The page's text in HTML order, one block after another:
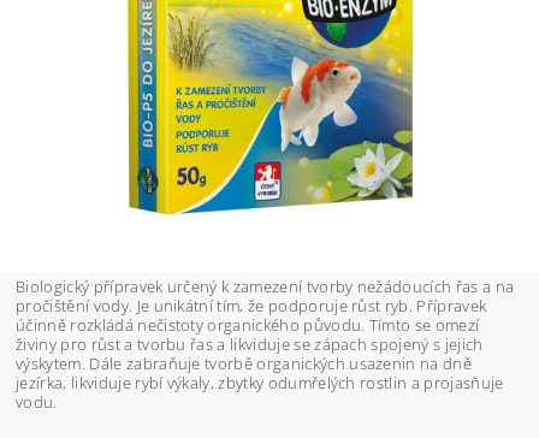
Biologický přípravek určený k zamezení tvorby nežádoucích řas a na
pročištění vody. Je unikátní tím, že podporuje růst ryb. Přípravek
účinně rozkládá nečistoty organického původu. Tímto se omezí
živiny pro růst a tvorbu řas a likviduje se zápach spojený s jejich
výskytem. Dále zabraňuje tvorbě organických usazenin na dně
jezírka, likviduje rybí výkaly, zbytky odumřelých rostlin a projasňuje
vodu.